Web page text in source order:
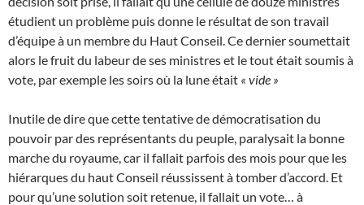
étudient un problème puis donne le résultat de son travail
d’équipe à un membre du Haut Conseil. Ce dernier soumettait
alors le fruit du labeur de ses ministres et le tout était soumis à
vote, par exemple les soirs où la lune était « vide »
Inutile de dire que cette tentative de démocratisation du
pouvoir par des représentants du peuple, paralysait la bonne
marche du royaume, car il fallait parfois des mois pour que les
hiérarques du haut Conseil réussissent à tomber d’accord. Et
pour qu’une solution soit retenue, il fallait un vote… à